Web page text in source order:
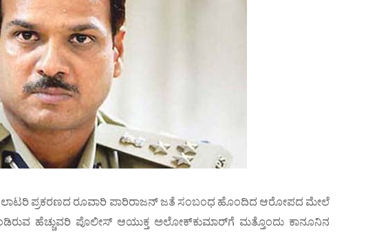
ಲಾಟರಿ ಪ್ರಕರಣದ ರೂವಾರಿ ಪಾರಿರಾಜನ್ ಜತೆ ಸಂಬಂಧ ಹೊಂದಿದ ಆರೋಪದ ಮೇಲೆ
ಹೆಚ್ಚುವರಿ ಪೊಲೀಸ್ ಆಯುಕ್ತ ಅಲೋಕ್‌ಕುಮಾರ್‌ಗೆ ಮತ್ತೊಂದು ಕಾನೂನಿನ